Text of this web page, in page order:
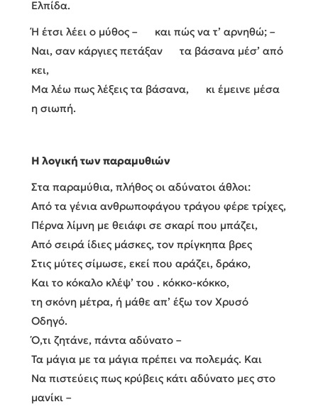
Ελπίδα.
Ή έτσι λέει ο μύθος – και πώς να τ’ αρνηθώ; –
Ναι, σαν κάργιες πετάξαν τα βάσανα μέσ’ από
κει,
Μα λέω πως λέξεις τα βάσανα, κι έμεινε μέσα
η σιωπή.
Η λογική των παραμυθιών
Στα παραμύθια, πλήθος οι αδύνατοι άθλοι:
Από τα γένια ανθρωποφάγου τράγου φέρε τρίχες,
Πέρνα λίμνη με θειάφι σε σκαρί που μπάζει,
Από σειρά ίδιες μάσκες, τον πρίγκηπα βρες
Στις μύτες σίμωσε, εκεί που αράζει, δράκο,
Και το κόκαλο κλέψ’ του . κόκκο-κόκκο,
τη σκόνη μέτρα, ή μάθε απ’ έξω τον Χρυσό
Οδηγό.
Ό,τι ζητάνε, πάντα αδύνατο –
Τα μάγια με τα μάγια πρέπει να πολεμάς. Και
Να πιστεύεις πως κρύβεις κάτι αδύνατο μες στο
μανίκι –